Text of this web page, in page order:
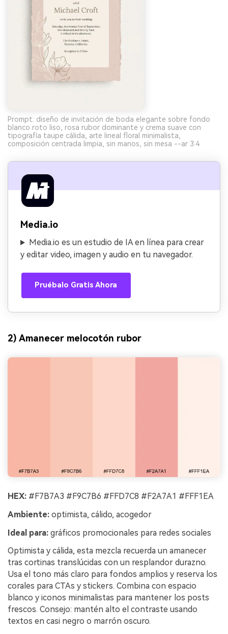
Prompt: diseño de invitación de boda elegante sobre fondo
blanco roto liso, rosa rubor dominante y crema suave con
tipografía taupe cálida, arte lineal floral minimalista,
composición centrada limpia, sin manos, sin mesa --ar 3:4
Media.io
Media.io es un estudio de IA en línea para crear
y editar video, imagen y audio en tu navegador.
Pruébalo Gratis Ahora
2) Amanecer melocotón rubor
HEX: #F7B7A3 #F9C7B6 #FFD7C8 #F2A7A1 #FFF1EA
Ambiente: optimista, cálido, acogedor
Ideal para: gráficos promocionales para redes sociales
Optimista y cálida, esta mezcla recuerda un amanecer
tras cortinas translúcidas con un resplandor durazno.
Usa el tono más claro para fondos amplios y reserva los
corales para CTAs y stickers. Combina con espacio
blanco y iconos minimalistas para mantener los posts
frescos. Consejo: mantén alto el contraste usando
textos en casi negro o marrón oscuro.